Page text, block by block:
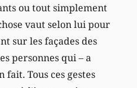
ou tout simplement
vaut selon lui pour
sur les façades des
personnes qui – a
Tous ces gestes